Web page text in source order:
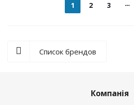
1 2 3
Список брендов
Компанія